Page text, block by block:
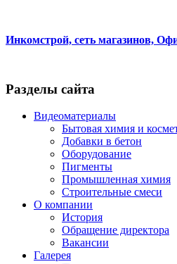
Инкомстрой, сеть магазинов,
Разделы сайта
Видеоматериалы
Бытовая химия и
Добавки в бетон
Оборудование
Пигменты
Промышленная химия
Строительные смеси
О компании
История
Обращение директора
Вакансии
Галерея